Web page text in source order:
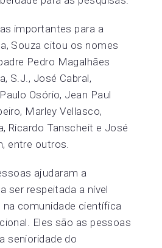
importantes para a
Souza citou os nomes
Pedro Magalhães
S.J., José Cabral,
Osório, Jean Paul
Marley Vellasco,
Ricardo Tanscheit e José
entre outros.
ajudaram a
ser respeitada a nível
comunidade científica
Eles são as pessoas
senioridade do